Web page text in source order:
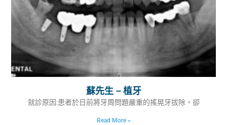
蘇先生 – 植牙
就診原因:患者於日前將牙周問題嚴重的搖晃牙拔除，卻
Read More »